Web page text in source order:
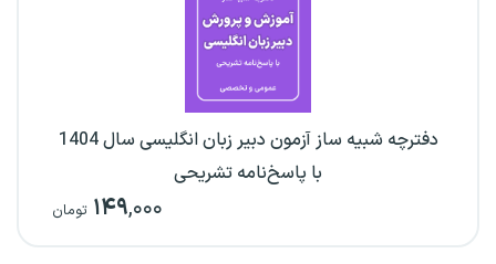
دفترچه شبیه ساز آزمون دبیر زبان انگلیسی سال 1404
با پاسخ‌نامه تشریحی
۱۴۹,۰۰۰ تومان